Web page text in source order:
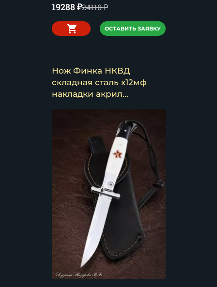
19288₽24110₽
ОСТАВИТЬ ЗАЯВКУ
Нож Финка НКВД
складная сталь х12мф
накладки акрил